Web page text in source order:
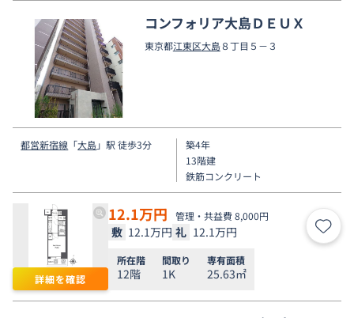
コンフォリア大島ＤＥＵＸ
東京都江東区大島８丁目５－３
都営新宿線 「大島」駅 徒歩3分
築4年
13階建
鉄筋コンクリート
詳細を確認
12.1万円 管理・共益費 8,000円
敷 12.1万円 礼 12.1万円 お気
所在階
12階
間取り
1K
専有面積
25.63㎡